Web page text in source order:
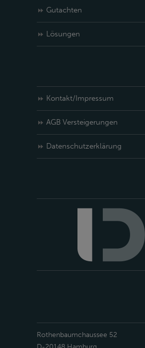
Gutachten
Lösungen
Kontakt/Impressum
AGB Versteigerungen
Datenschutzerklärung
Rothenbaumchaussee 52